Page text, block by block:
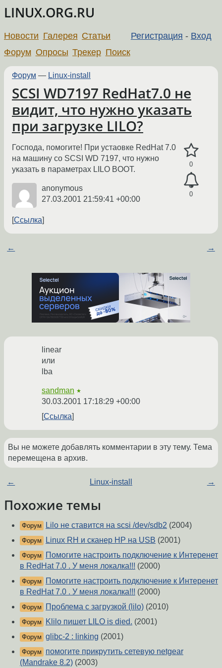
LINUX.ORG.RU
Регистрация - Вход
Новости Галерея Статьи
Форум Опросы Трекер Поиск
Форум — Linux-install
SCSI WD7197 RedHat7.0 не
видит, что нужно указать
при загрузке LILO?
0
0
Господа, помогите! При устаовке RedHat 7.0
на машину со SCSI WD 7197, что нужно
указать в параметрах LILO BOOT.
anonymous
27.03.2001 21:59:41 +00:00
Ссылка
← →
linear
или
lba
sandman ★
30.03.2001 17:18:29 +00:00
Ссылка
Вы не можете добавлять комментарии в эту тему. Тема
перемещена в архив.
← Linux-install →
Похожие темы
Форум Lilo не ставится на scsi /dev/sdb2 (2004)
Форум Linux RH и сканер HP на USB (2001)
Форум
Помогите настроить подключение к Интеренет
в RedHat 7.0 . У меня локалка!!! (2000)
Форум
Помогите настроить подключение к Интеренет
в RedHat 7.0 . У меня локалка!!! (2000)
Форум Проблема с загрузкой (lilo) (2010)
Форум Klilo пишет LILO is died. (2001)
Форум glibc-2 : linking (2001)
Форум
помогите прикрутить сетевую netgear
(Mandrake 8.2) (2003)